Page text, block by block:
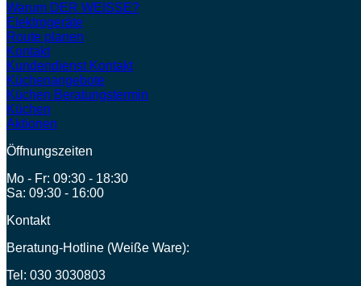
Warum DER WEISSE?
Elektrogeräte
Route planen
Kontakt
Kundendienst Kontakt
Küchenangebote
Küchen Beratungstermin
Küchen
Aktionen
Öffnungszeiten
Mo - Fr: 09:30 - 18:30
Sa: 09:30 - 16:00
Kontakt
Beratung-Hotline (Weiße Ware):
Tel: 030 3030803